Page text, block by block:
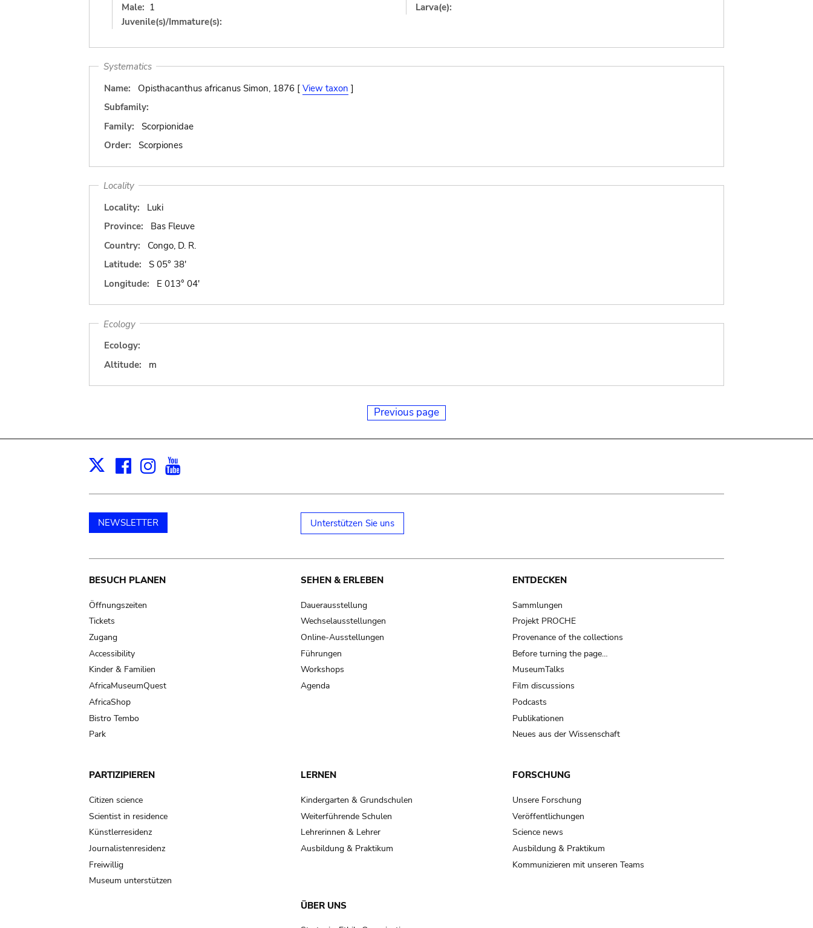
Male: 1
Juvenile(s)/Immature(s):
Larva(e):
Systematics
Name:
Opisthacanthus africanus Simon, 1876 [ View taxon ]
Subfamily:
Family:
Scorpionidae
Order:
Scorpiones
Locality
Locality:
Luki
Province:
Bas Fleuve
Country:
Congo, D. R.
Latitude:
S 05° 38'
Longitude:
E 013° 04'
Ecology
Ecology:
Altitude:
m
Previous page
X Facebook
Instagram
NEWSLETTER Unterstützen Sie uns
Main
navigation
BESUCH PLANEN
Öffnungszeiten
Tickets
Zugang
Accessibility
Kinder & Familien
AfricaMuseumQuest
AfricaShop
Bistro Tembo
Park
SEHEN & ERLEBEN
Dauerausstellung
Wechselausstellungen
Online-Ausstellungen
Führungen
Workshops
Agenda
ENTDECKEN
Sammlungen
Projekt PROCHE
Provenance of the collections
Before turning the page…
MuseumTalks
Film discussions
Podcasts
Publikationen
Neues aus der Wissenschaft
PARTIZIPIEREN
Citizen science
Scientist in residence
Künstlerresidenz
Journalistenresidenz
Freiwillig
Museum unterstützen
LERNEN
Kindergarten & Grundschulen
Weiterführende Schulen
Lehrerinnen & Lehrer
Ausbildung & Praktikum
FORSCHUNG
Unsere Forschung
Veröffentlichungen
Science news
Ausbildung & Praktikum
Kommunizieren mit unseren Teams
ÜBER UNS